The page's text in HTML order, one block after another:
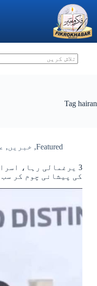
content
Tag hairan
Featured
, خبریں,
3 یرغمالی رہا،
کی پیشانی چوم کر